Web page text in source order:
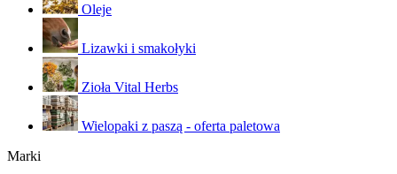
Oleje
Lizawki i smakołyki
Zioła Vital Herbs
Wielopaki z paszą - oferta paletowa
Marki